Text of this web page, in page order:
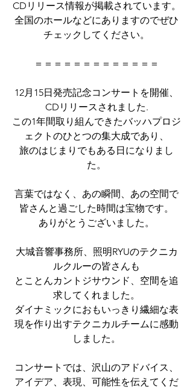
CDリリース情報が掲載されています。
全国のホールなどにありますのでぜひ
チェックしてください。
＝＝＝＝＝＝＝＝＝＝＝＝＝
12月15日発売記念コンサートを開催、
CDリリースされました.
この1年間取り組んできたバッハプロジ
ェクトのひとつの集大成であり、
旅のはじまりでもある日になりまし
た。
言葉ではなく、あの瞬間、あの空間で
皆さんと過ごした時間は宝物です。
ありがとうございました。
大城音響事務所、照明RYUのテクニカ
ルクルーの皆さんも
とことんカントジサウンド、空間を追
求してくれました。
ダイナミックにおもいっきり繊細な表
現を作り出すテクニカルチームに感動
しました。
コンサートでは、沢山のアドバイス、
アイデア、表現、可能性を伝えてくだ